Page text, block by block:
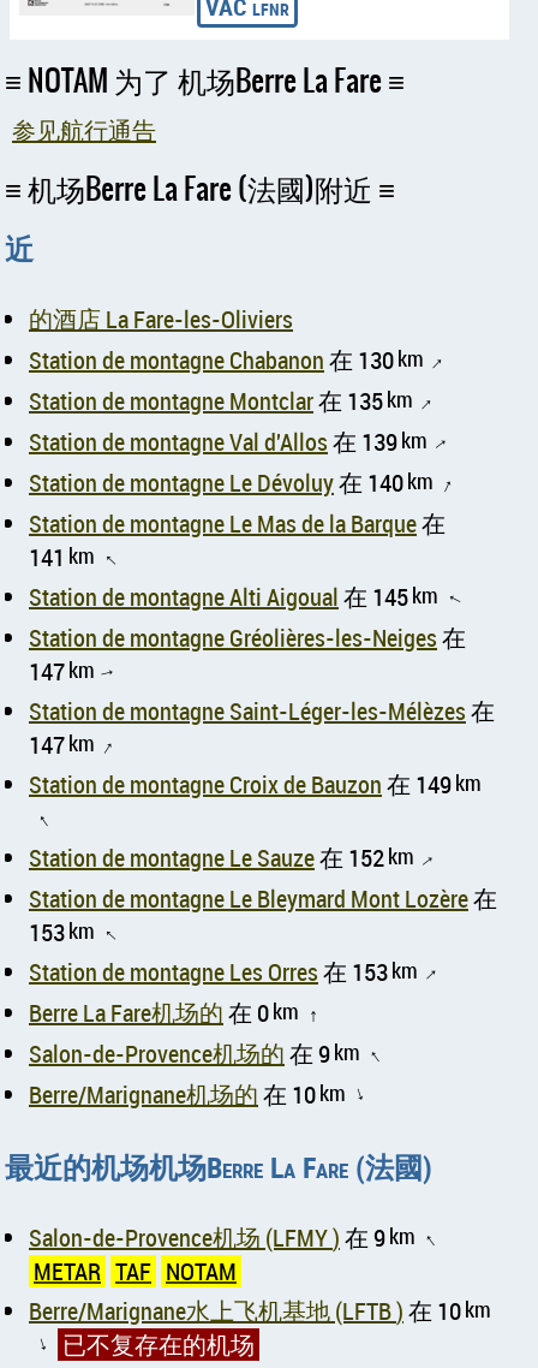
NOTAM 为了 机场Berre La Fare
参见航行通告
机场Berre La Fare (法國)附近
近
的酒店 La Fare-les-Oliviers
Station de montagne Chabanon在 130km ↑
Station de montagne Montclar在 135km ↑
Station de montagne Val d'Allos在 139km ↑
Station de montagne Le Dévoluy在 140km ↑
Station de montagne Le Mas de la Barque在
141 km ↑
Station de montagne Alti Aigoual在 145km ↑
Station de montagne Gréolières-les-Neiges在
147km ↑
Station de montagne Saint-Léger-les-Mélèzes在
147km ↑
Station de montagne Croix de Bauzon在 149km
↑
Station de montagne Le Sauze在 152km ↑
Station de montagne Le Bleymard Mont Lozère在
153km ↑
Station de montagne Les Orres在 153km ↑
Berre La Fare机场的在 0km ↑
Salon-de-Provence机场的在 9km ↑
Berre/Marignane机场的在 10km ↑
最近的机场机场Berre La Fare (法國)
Salon-de-Provence机场 (LFMY )在 9km ↑
METAR TAF NOTAM
Berre/Marignane水上飞机基地 (LFTB )在 10km
↑
已不复存在的机场